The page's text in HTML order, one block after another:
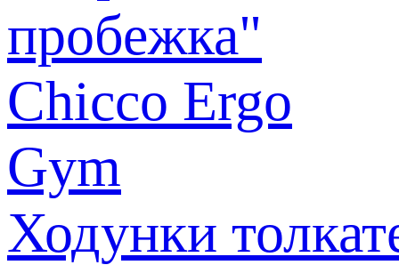
Ходунки